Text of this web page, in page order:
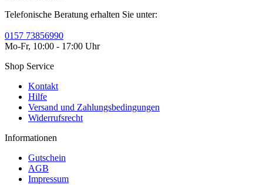
Telefonische Beratung erhalten Sie unter:
0157 73856990
Mo-Fr, 10:00 - 17:00 Uhr
Shop Service
Kontakt
Hilfe
Versand und Zahlungsbedingungen
Widerrufsrecht
Informationen
Gutschein
AGB
Impressum